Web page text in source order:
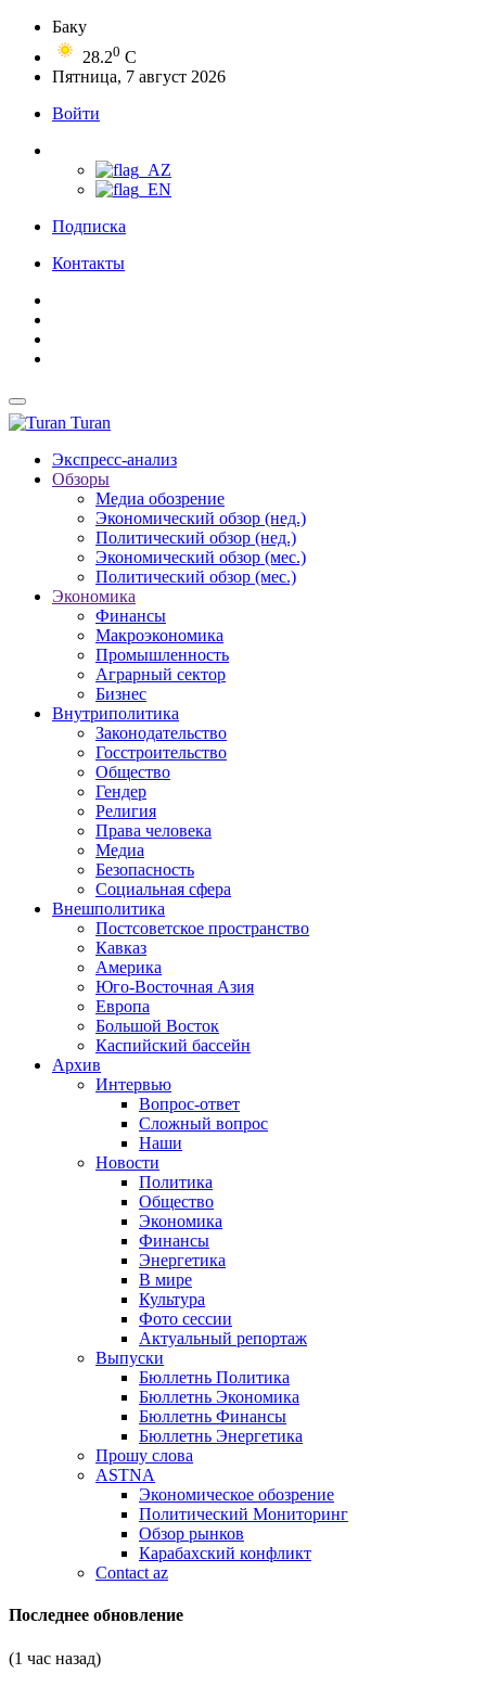
Баку
28.20 C
Пятница, 7 август 2026
Войти
Подписка
Контакты
Turan
Экспресс-анализ
Обзоры
Медиа обозрение
Экономический обзор (нед.)
Политический обзор (нед.)
Экономический обзор (мес.)
Политический обзор (мес.)
Экономика
Финансы
Макроэкономика
Промышленность
Аграрный сектор
Бизнес
Внутриполитика
Законодательство
Госстроительство
Общество
Гендер
Религия
Права человека
Медиа
Безопасность
Социальная сфера
Внешполитика
Постсоветское пространство
Кавказ
Америка
Юго-Восточная Азия
Европа
Большой Восток
Каспийский бассейн
Архив
Интервью
Вопрос-ответ
Сложный вопрос
Наши
Новости
Политика
Общество
Экономика
Финансы
Энергетика
В мире
Культура
Фото сессии
Актуальный репортаж
Выпуски
Бюллетнь Политика
Бюллетнь Экономика
Бюллетнь Финансы
Бюллетнь Энергетика
Прошу слова
ASTNA
Экономическое обозрение
Политический Мониторинг
Обзор рынков
Карабахский конфликт
Contact az
Последнее обновление
(1 час назад)